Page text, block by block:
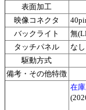
表面加工
映像コネクタ
バックライト
無
タッチパネル
なし
駆動方式
備考・その他特徴
在